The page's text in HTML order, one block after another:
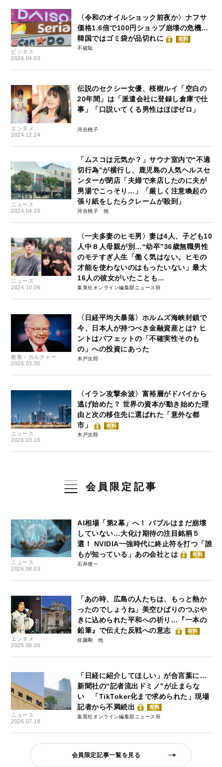
ビジネス
2026.04.03
〈令和のオイルショック前夜か〉ナフサ
価格1.6倍で100円ショップ崩壊の危機…
韓国ではゴミ袋が品切れに
有料
不破聡
エンタメ
2024.12.24
伝説のセクシー女優、桜樹ルイ「空白の
20年間」は「派遣会社に登録し倉庫で仕
事」「口説いてくる男性はほぼゼロ」
河合桃子
ニュース
2024.04.26
「ムスコは元気か？」サウナ室内で“不適
切行為”が横行し、鹿児島の人気ヘルスセ
ンターが閉店「夫婦で来店したのに夫が
男湯でこっそり…」「厳しく注意喚起の
張り紙をしたらクレームが殺到」
河合桃子
ニュース
2024.10.06
〈一夫多妻のヒモ男〉妻は4人、子ども10
人中８人母親が別…“幼卒”36歳無職男性
のモテすぎ人生「働く気はない。ヒモの
才能を使わないのはもったいない」最大
16人の彼女がいたことも…
集英社オンライン編集部ニュース班
教養・カルチャー
2026.03.30
〈日経平均大暴落〉ホルムズ海峡封鎖で
今、日本人が持つべき金融資産とは? ヒ
ントはバフェットの「不確実性そのも
の」への投資にあった
木戸次郎
ニュース
2026.03.16
〈イラン攻撃余波〉富裕層がドバイから
逃げ始めた？ 世界の資本が動き始めた理
由と次の移住先に選ばれた「意外な都
市」
有料
木戸次郎
会員限定記事
ニュース
2026.08.03
AI相場「第2幕」へ！ バブルはまだ崩壊
していない…大化け期待の注目銘柄５
選！ NVIDIA一強時代に終止符を打つ「誰
もが知っている」あの会社とは
有料
石井僚一
エンタメ
2025.08.06
「あの時、広島の人たちは、もっと熱か
ったのでしょうね」美空ひばりのつぶや
きに込められた平和への祈り…『一本の
鉛筆』で伝えた反戦への意志
有料
佐藤剛
ニュース
2026.07.18
「日経に紹介してほしい」が合言葉に…
新聞社の“記者流出ドミノ”が止まらな
い 「TikToker化まで求められた」現場
記者から不満続出
有料
集英社オンライン編集部ニュース班
会員限定記事一覧を見る